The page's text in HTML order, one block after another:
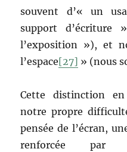
souvent d’« un
support
l’exposition »), et
l’espace[27] » (nous
Cette distinction
notre propre
pensée de l’écran,
renforcée par